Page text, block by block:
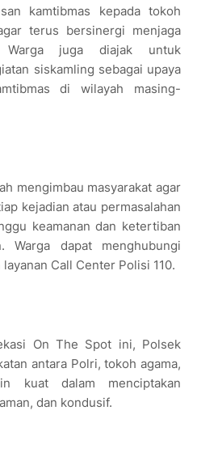
kamtibmas kepada tokoh
terus bersinergi menjaga
Warga juga diajak untuk
siskamling sebagai upaya
di wilayah masing-
mengimbau masyarakat agar
kejadian atau permasalahan
keamanan dan ketertiban
Warga dapat menghubungi
Call Center Polisi 110.
On The Spot ini, Polsek
antara Polri, tokoh agama,
kuat dalam menciptakan
dan kondusif.